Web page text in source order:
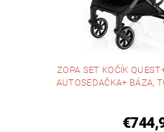
ZOPA SET KOČÍK
AUTOSEDAČKA+ BÁZA,